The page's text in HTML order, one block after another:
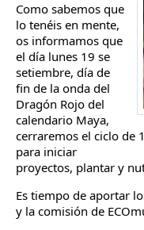
Como sabemos que
lo tenéis en mente,
os informamos que
el día lunes 19 se
setiembre, día de
fin de la onda del
Dragón Rojo del
calendario Maya,
cerraremos el ciclo de
para iniciar
proyectos, plantar y
Es tiempo de aportar
y la comisión de